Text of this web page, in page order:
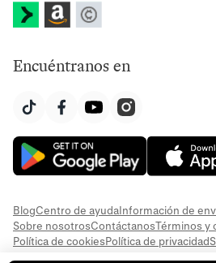
Encuéntranos en
BlogCentro de ayudaInformación de
Sobre nosotrosContáctanosTérminos y
Política de cookiesPolítica de privacidad